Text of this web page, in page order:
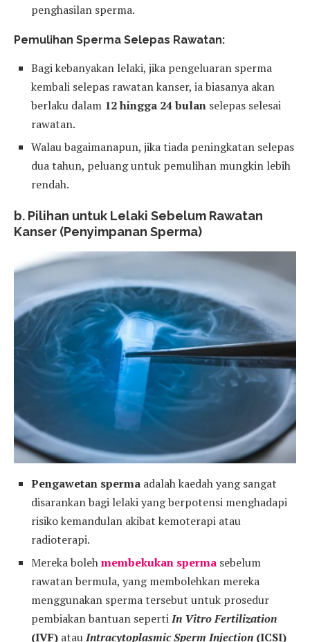
penghasilan sperma.
Pemulihan Sperma Selepas Rawatan:
Bagi kebanyakan lelaki, jika pengeluaran sperma
kembali selepas rawatan kanser, ia biasanya akan
berlaku dalam 12 hingga 24 bulan selepas selesai
rawatan.
Walau bagaimanapun, jika tiada peningkatan selepas
dua tahun, peluang untuk pemulihan mungkin lebih
rendah.
b. Pilihan untuk Lelaki Sebelum Rawatan
Kanser (Penyimpanan Sperma)
Pengawetan sperma adalah kaedah yang sangat
disarankan bagi lelaki yang berpotensi menghadapi
risiko kemandulan akibat kemoterapi atau
radioterapi.
Mereka bolehmembekukan sperma sebelum
rawatan bermula, yang membolehkan mereka
menggunakan sperma tersebut untuk prosedur
pembiakan bantuan sepertiIn Vitro Fertilization
(IVF) atauIntracytoplasmic Sperm Injection (ICSI)